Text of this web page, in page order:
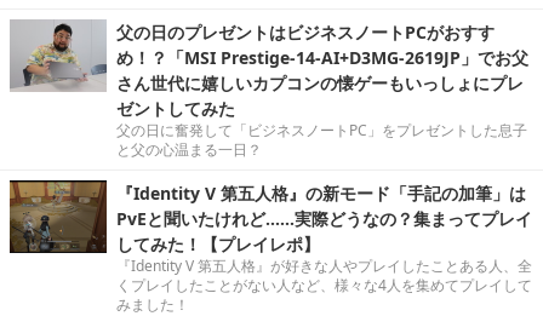
父の日のプレゼントはビジネスノートPCがおすす
め！？「MSI Prestige-14-AI+D3MG-2619JP」でお父
さん世代に嬉しいカプコンの懐ゲーもいっしょにプレ
ゼントしてみた
父の日に奮発して「ビジネスノートPC」をプレゼントした息子
と父の心温まる一日？
『Identity V 第五人格』の新モード「手記の加筆」は
PvEと聞いたけれど……実際どうなの？集まってプレイ
してみた！【プレイレポ】
『Identity V 第五人格』が好きな人やプレイしたことある人、全
くプレイしたことがない人など、様々な4人を集めてプレイして
みました！